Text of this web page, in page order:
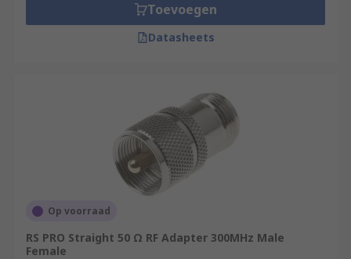
Toevoegen
Datasheets
Op voorraad
RS PRO Straight 50 Ω RF Adapter 300MHz Male
Female